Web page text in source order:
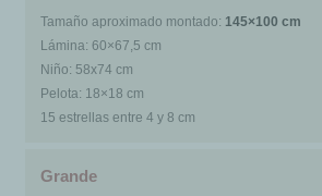
Tamaño aproximado montado: 145×100 cm
Lámina: 60×67,5 cm
Niño: 58x74 cm
Pelota: 18×18 cm
15 estrellas entre 4 y 8 cm
Grande